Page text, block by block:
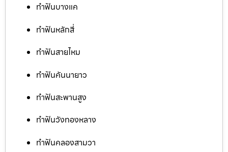
ทำฟันบางแค
ทำฟันหลักสี่
ทำฟันสายไหม
ทำฟันคันนายาว
ทำฟันสะพานสูง
ทำฟันวังทองหลาง
ทำฟันคลองสามวา